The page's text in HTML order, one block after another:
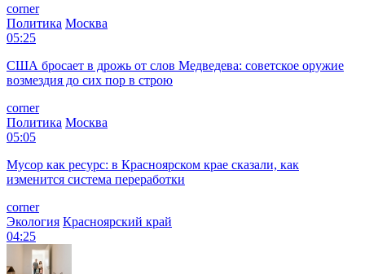
corner
Политика Москва
05:25
США бросает в дрожь от слов Медведева: советское оружие
возмездия до сих пор в строю
corner
Политика Москва
05:05
Мусор как ресурс: в Красноярском крае сказали, как
изменится система переработки
corner
Экология Красноярский край
04:25